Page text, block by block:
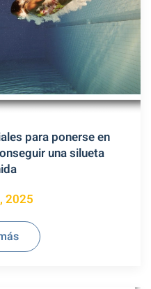
para ponerse en
una silueta
2025